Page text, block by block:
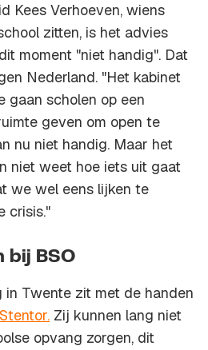
Kees Verhoeven, wiens
zitten, is het advies
moment "niet handig". Dat
Nederland. "Het kabinet
gaan scholen op een
geven om open te
nu niet handig. Maar het
niet weet hoe iets uit gaat
we wel eens lijken te
crisis."
bij BSO
in Twente zit met de handen
Zij kunnen lang niet
opvang zorgen, dit